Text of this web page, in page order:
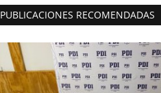
PUBLICACIONES RECOMENDADAS